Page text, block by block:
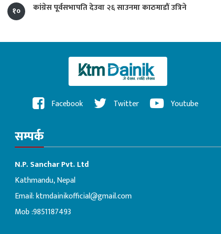
१० कांग्रेस पूर्वसभापति देउवा २६ साउनमा काठमाडौं उत्रिने
Facebook Twitter Youtube
सम्पर्क
N.P. Sanchar Pvt. Ltd
Kathmandu, Nepal
Email:ktmdainikofficial@gmail.com
Mob :9851187493